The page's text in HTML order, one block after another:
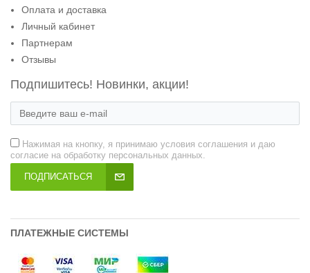
Оплата и доставка
Личный кабинет
Партнерам
Отзывы
Подпишитесь! Новинки, акции!
Нажимая на кнопку, я принимаю условия соглашения и даю
согласие на обработку персональных данных.
ПОДПИСАТЬСЯ
ПЛАТЕЖНЫЕ СИСТЕМЫ